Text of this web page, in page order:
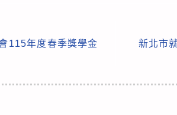
115年度春季獎學金
新北市